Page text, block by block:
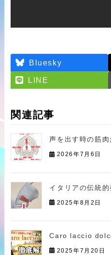
Bluesky
LINE
関連記事
声を出す時の筋肉
2026年7月6日
イタリアの伝統
2025年8月2日
Caro laccio
2025年7月20日